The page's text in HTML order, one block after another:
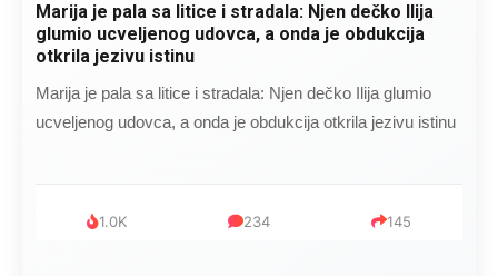
Marija je pala sa litice i stradala: Njen dečko Ilija
glumio ucveljenog udovca, a onda je obdukcija
otkrila jezivu istinu
Marija je pala sa litice i stradala: Njen dečko Ilija glumio
ucveljenog udovca, a onda je obdukcija otkrila jezivu istinu
1.0K 234 145